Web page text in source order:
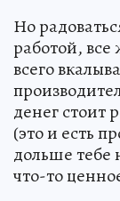
Но
работой,
всего
денег стоит
(это и есть
дольше тебе
что-то